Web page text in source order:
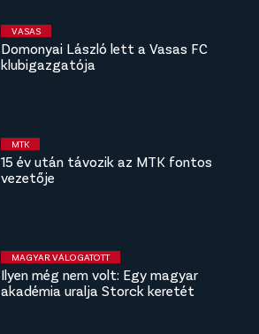
VASAS
Domonyai László lett a Vasas FC
klubigazgatója
MTK
15 év után távozik az MTK fontos
vezetője
MAGYAR VÁLOGATOTT
Ilyen még nem volt: Egy magyar
akadémia uralja Storck keretét